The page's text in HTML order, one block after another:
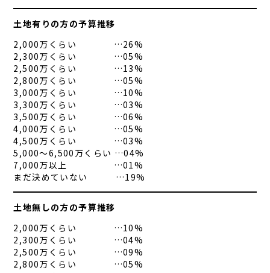
土地有りの方の予算推移
2,000万くらい …26%
2,300万くらい …05%
2,500万くらい …13%
2,800万くらい …05%
3,000万くらい …10%
3,300万くらい …03%
3,500万くらい …06%
4,000万くらい …05%
4,500万くらい …03%
5,000～6,500万くらい …04%
7,000万以上 …01%
まだ決めていない …19%
土地無しの方の予算推移
2,000万くらい …10%
2,300万くらい …04%
2,500万くらい …09%
2,800万くらい …05%